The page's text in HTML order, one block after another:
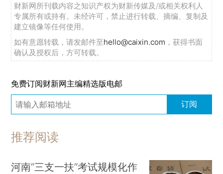
财新网所刊载内容之知识产权为财新传媒及/或相关权利人
专属所有或持有。未经许可，禁止进行转载、摘编、复制及
建立镜像等任何使用。
如有意愿转载，请发邮件至hello@caixin.com ，获得书面
确认及授权后，方可转载。
免费订阅财新网主编精选版电邮
订阅
推荐阅读
河南“三支一扶”考试规模化作